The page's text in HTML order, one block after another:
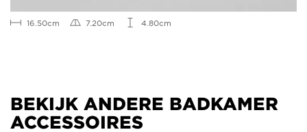
16.50cm 7.20cm 4.80cm
BEKIJK ANDERE BADKAMER
ACCESSOIRES